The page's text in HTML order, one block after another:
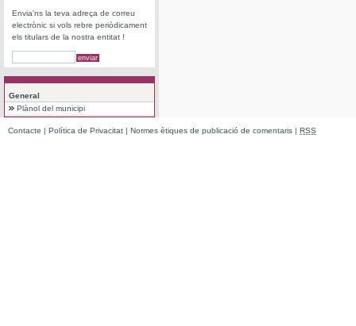
Envia'ns la teva adreça de correu
electrònic si vols rebre periòdicament
els titulars de la nostra entitat !
General
Plànol del municipi
Contacte | Política de Privacitat | Normes ètiques de publicació de comentaris | RSS